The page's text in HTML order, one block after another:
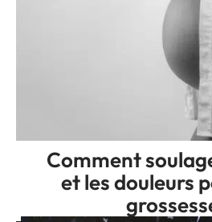
Comment
et les douleurs